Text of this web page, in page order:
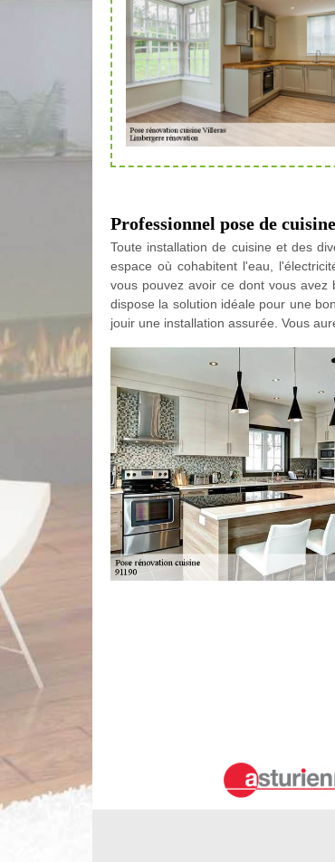
Professionnel pose de
Toute installation de cuisine et des
espace où cohabitent l'eau,
vous pouvez avoir ce dont vous
dispose la solution idéale pour une
jouir une installation assurée. Vous
appropriés pour la garantie d'un
Limbergere rénovation –
Cuisiniste à Villeras dans 91190,
meilleur emplacement des meubles